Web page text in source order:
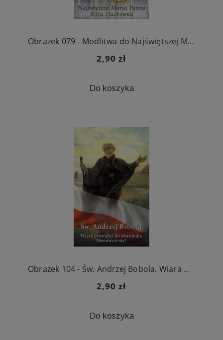
Obrazek 079 - Modlitwa do Najświętszej Maryi Panny Róży Duchownej
2,90 zł
Do koszyka
Obrazek 104 - Św. Andrzej Bobola. Wiara prowadzi do zbawienia
2,90 zł
Do koszyka